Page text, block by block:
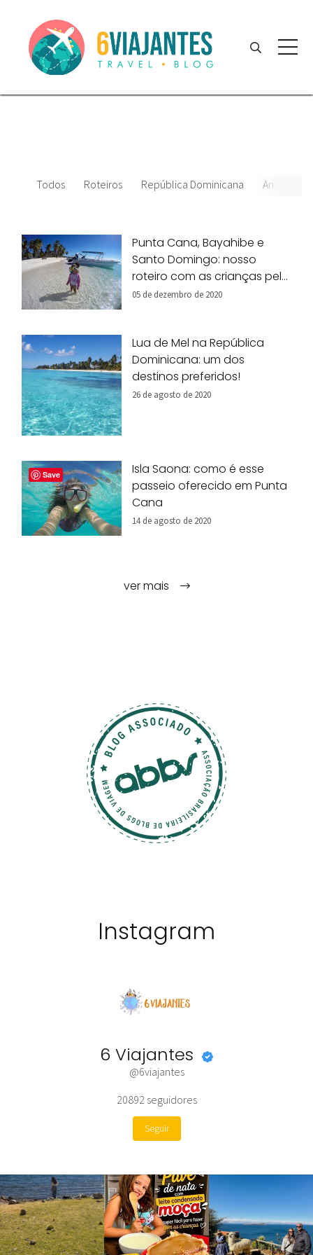
Todos Roteiros República Dominicana América
Punta Cana, Bayahibe e
Santo Domingo: nosso
roteiro com as crianças pela
República Dominicana!
05 de dezembro de 2020
Lua de Mel na República
Dominicana: um dos
destinos preferidos!
26 de agosto de 2020
Isla Saona: como é esse
passeio oferecido em Punta
Cana
14 de agosto de 2020
ver mais
Instagram
6 Viajantes
@6viajantes
20892 seguidores
Seguir
Save